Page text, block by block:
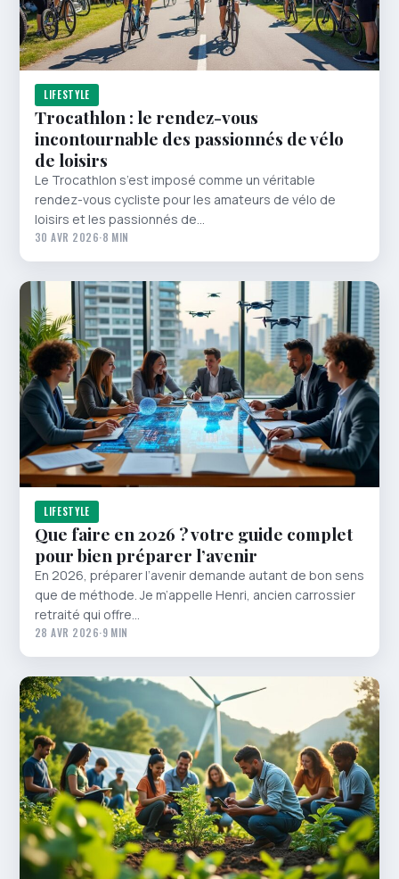
LIFESTYLE
Trocathlon : le rendez-vous
incontournable des passionnés de vélo
de loisirs
Le Trocathlon s’est imposé comme un véritable
rendez-vous cycliste pour les amateurs de vélo de
loisirs et les passionnés de…
30 AVR 2026·8 MIN
LIFESTYLE
Que faire en 2026 ? votre guide complet
pour bien préparer l’avenir
En 2026, préparer l’avenir demande autant de bon sens
que de méthode. Je m’appelle Henri, ancien carrossier
retraité qui offre…
28 AVR 2026·9 MIN